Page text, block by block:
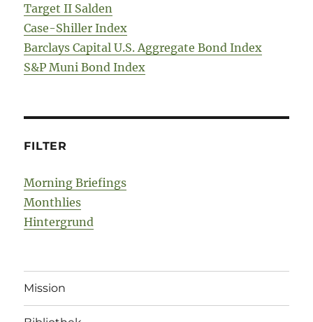
Target II Salden
Case-Shiller Index
Barclays Capital U.S. Aggregate Bond Index
S&P Muni Bond Index
FILTER
Morning Briefings
Monthlies
Hintergrund
Mission